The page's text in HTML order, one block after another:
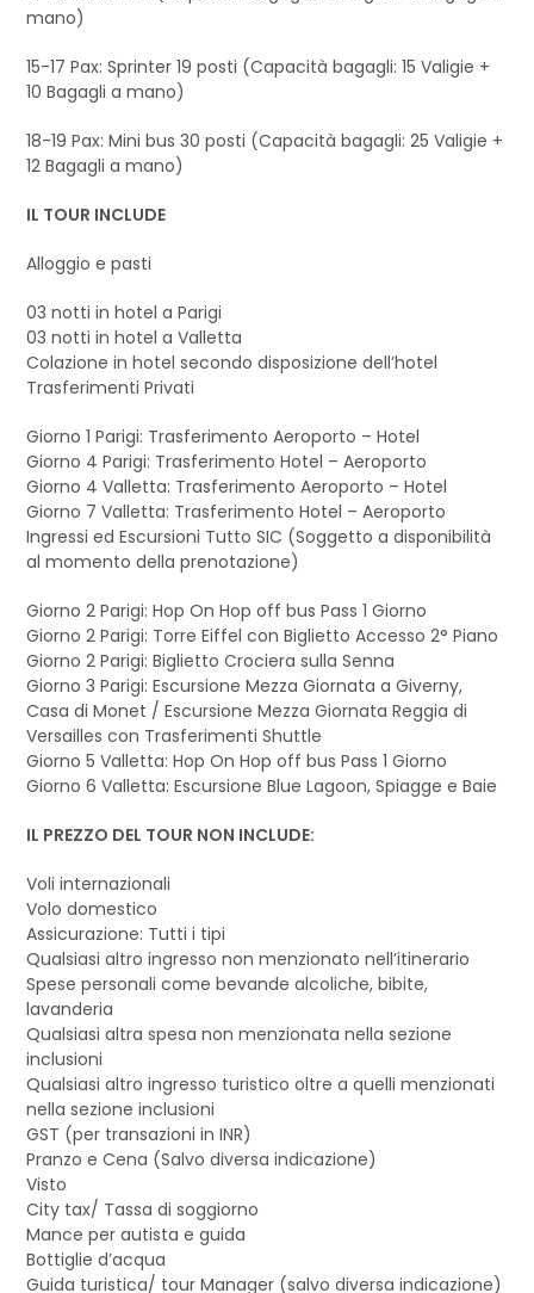
mano)
15-17 Pax: Sprinter 19 posti (Capacità bagagli: 15 Valigie +
10 Bagagli a mano)
18-19 Pax: Mini bus 30 posti (Capacità bagagli: 25 Valigie +
12 Bagagli a mano)
IL TOUR INCLUDE
Alloggio e pasti
03 notti in hotel a Parigi
03 notti in hotel a Valletta
Colazione in hotel secondo disposizione dell’hotel
Trasferimenti Privati
Giorno 1 Parigi: Trasferimento Aeroporto – Hotel
Giorno 4 Parigi: Trasferimento Hotel – Aeroporto
Giorno 4 Valletta: Trasferimento Aeroporto – Hotel
Giorno 7 Valletta: Trasferimento Hotel – Aeroporto
Ingressi ed Escursioni Tutto SIC (Soggetto a disponibilità
al momento della prenotazione)
Giorno 2 Parigi: Hop On Hop off bus Pass 1 Giorno
Giorno 2 Parigi: Torre Eiffel con Biglietto Accesso 2° Piano
Giorno 2 Parigi: Biglietto Crociera sulla Senna
Giorno 3 Parigi: Escursione Mezza Giornata a Giverny,
Casa di Monet / Escursione Mezza Giornata Reggia di
Versailles con Trasferimenti Shuttle
Giorno 5 Valletta: Hop On Hop off bus Pass 1 Giorno
Giorno 6 Valletta: Escursione Blue Lagoon, Spiagge e Baie
IL PREZZO DEL TOUR NON INCLUDE:
Voli internazionali
Volo domestico
Assicurazione: Tutti i tipi
Qualsiasi altro ingresso non menzionato nell’itinerario
Spese personali come bevande alcoliche, bibite,
lavanderia
Qualsiasi altra spesa non menzionata nella sezione
inclusioni
Qualsiasi altro ingresso turistico oltre a quelli menzionati
nella sezione inclusioni
GST (per transazioni in INR)
Pranzo e Cena (Salvo diversa indicazione)
Visto
City tax/ Tassa di soggiorno
Mance per autista e guida
Bottiglie d’acqua
Guida turistica/ tour Manager (salvo diversa indicazione)